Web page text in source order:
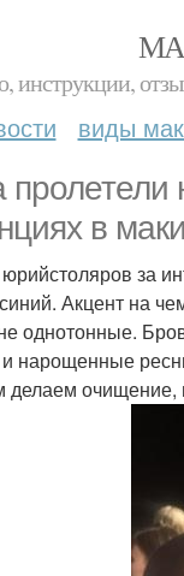
инструкции,
виды
в
за
Акцент на
однотонные.
нарощенные
делаем очищение,